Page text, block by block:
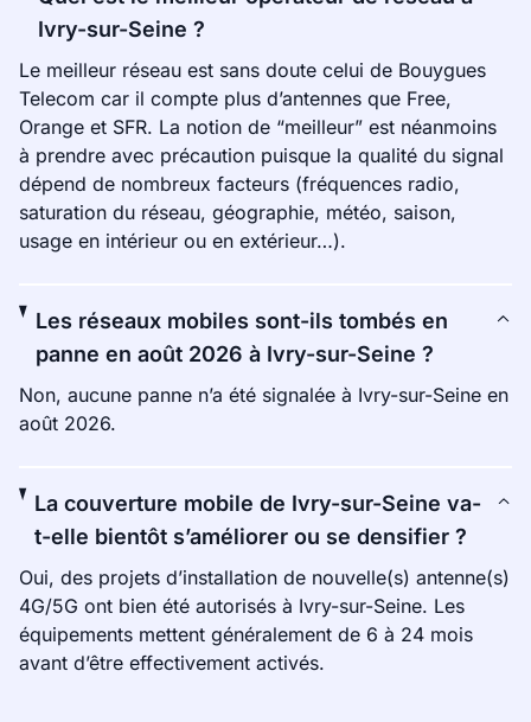
Ivry-sur-Seine ?
Le meilleur réseau est sans doute celui de Bouygues
Telecom car il compte plus d’antennes que Free,
Orange et SFR. La notion de “meilleur” est néanmoins
à prendre avec précaution puisque la qualité du signal
dépend de nombreux facteurs (fréquences radio,
saturation du réseau, géographie, météo, saison,
usage en intérieur ou en extérieur…).
Les réseaux mobiles sont-ils tombés en
panne en août 2026 à Ivry-sur-Seine ?
Non, aucune panne n’a été signalée à Ivry-sur-Seine en
août 2026.
La couverture mobile de Ivry-sur-Seine va-
t-elle bientôt s’améliorer ou se densifier ?
Oui, des projets d’installation de nouvelle(s) antenne(s)
4G/5G ont bien été autorisés à Ivry-sur-Seine. Les
équipements mettent généralement de 6 à 24 mois
avant d’être effectivement activés.